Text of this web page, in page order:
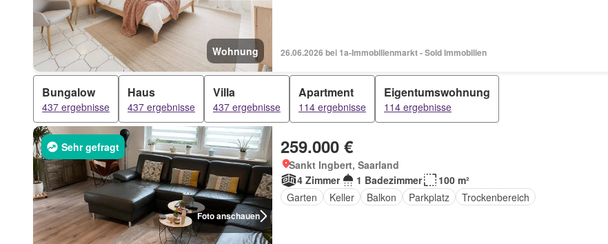
Wohnung 26.06.2026 bei 1a-Immobilienmarkt - Sold Immobilien
Bungalow
437 ergebnisse
Haus
437 ergebnisse
Villa
437 ergebnisse
Apartment
114 ergebnisse
Eigentumswohnung
114 ergebnisse
Foto anschauen
Sehr gefragt 259.000 €
Sankt Ingbert, Saarland
4 Zimmer
1 Badezimmer
100 m²
Garten
Keller Balkon Parkplatz Trockenbereich